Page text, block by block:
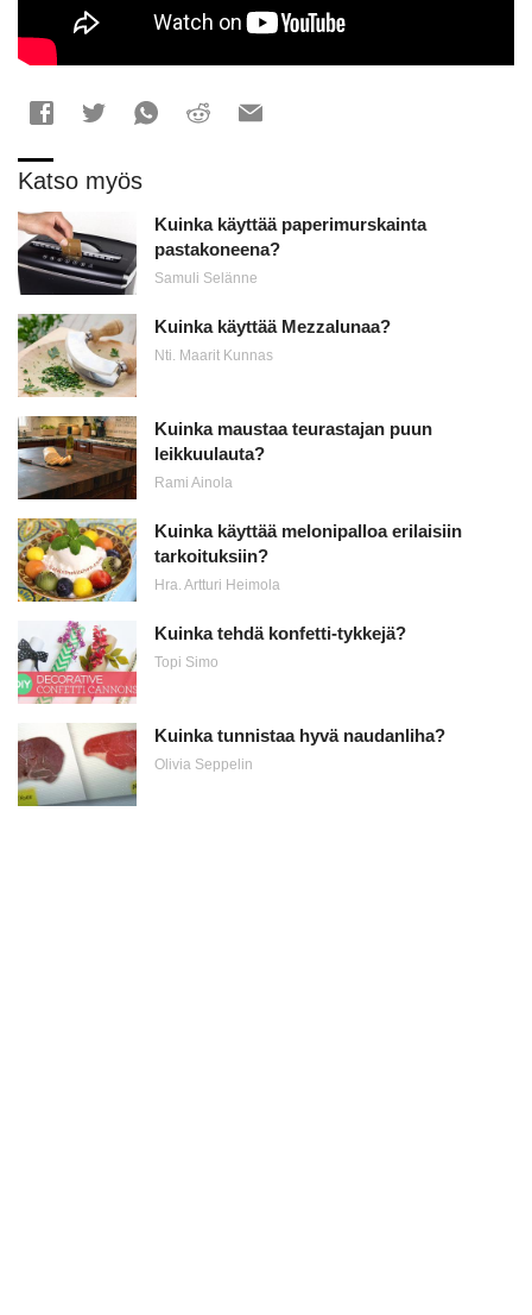
Katso myös
Kuinka käyttää paperimurskainta
pastakoneena?
Samuli Selänne
Kuinka käyttää Mezzalunaa?
Nti. Maarit Kunnas
Kuinka maustaa teurastajan puun
leikkuulauta?
Rami Ainola
Kuinka käyttää melonipalloa erilaisiin
tarkoituksiin?
Hra. Artturi Heimola
Kuinka tehdä konfetti-tykkejä?
Topi Simo
Kuinka tunnistaa hyvä naudanliha?
Olivia Seppelin